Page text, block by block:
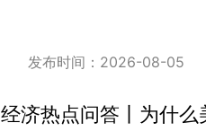
发布时间：2026-08-05
经济热点问答丨为什么